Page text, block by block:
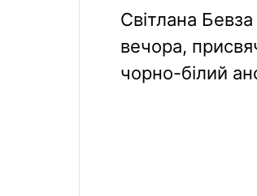
Світлана
вечора,
чорно-білий